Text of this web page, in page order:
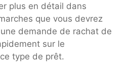
plus en détail dans
que vous devrez
demande de rachat de
sur le
type de prêt.